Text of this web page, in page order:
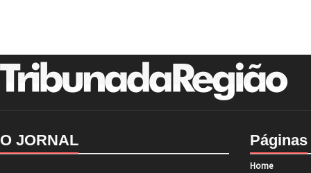
O JORNAL Páginas
Home